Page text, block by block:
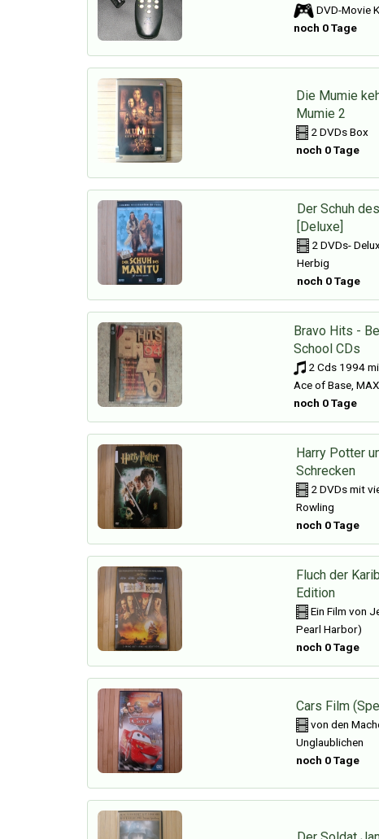
DVD-Movie
noch 0 Tage
Die Mumie
Mumie 2
2 DVDs Box
noch 0 Tage
Der Schuh
[Deluxe]
2 DVDs-
Herbig
noch 0 Tage
Bravo Hits -
School CDs
2 Cds 1994
Ace of Base,
noch 0 Tage
Harry Potter
Schrecken
2 DVDs mit
Rowling
noch 0 Tage
Fluch der
Edition
Ein Film von
Pearl Harbor)
noch 0 Tage
Cars Film
von den
Unglaublichen
noch 0 Tage